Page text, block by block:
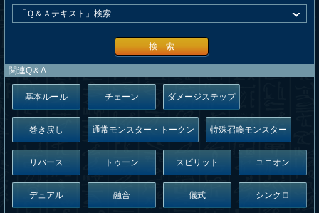
検 索
関連Q＆A
基本ルール チェーン ダメージステップ
巻き戻し 通常モンスター・トークン 特殊召喚モンスター
リバース トゥーン スピリット ユニオン
デュアル 融合 儀式 シンクロ